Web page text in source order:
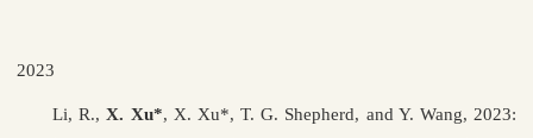
2023
Li, R.,X. Xu*, X. Xu*, T. G. Shepherd, and Y. Wang, 2023: